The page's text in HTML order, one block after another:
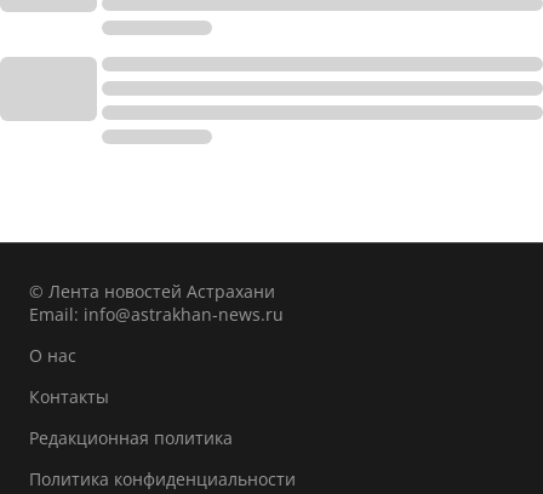
© Лента новостей Астрахани
Email: info@astrakhan-news.ru
О нас
Контакты
Редакционная политика
Политика конфиденциальности